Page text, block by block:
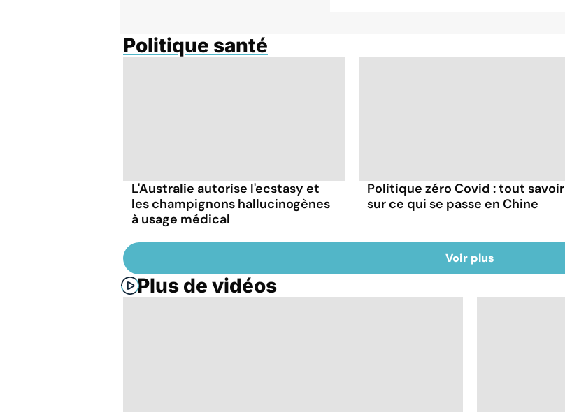
Politique santé
L'Australie autorise l'ecstasy et
les champignons hallucinogènes
à usage médical
Politique zéro Covid : tout savoir
sur ce qui se passe en Chine
Voir plus
Plus de vidéos